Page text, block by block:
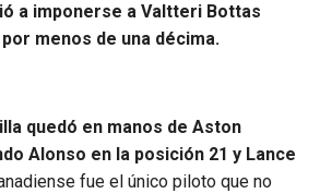
a imponerse a Valtteri Bottas
menos de una décima.
quedó en manos de Aston
Alonso en la posición 21 y Lance
fue el único piloto que no